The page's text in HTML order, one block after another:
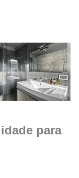
Box de Vidro
Box
Box
Box de Vidro
Box de Vidro
Box para
Cobertura de
para